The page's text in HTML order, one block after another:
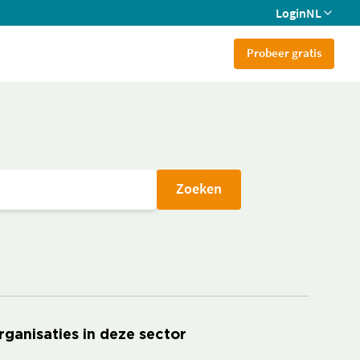
LoginNL
Probeer gratis
Zoeken
in deze sector